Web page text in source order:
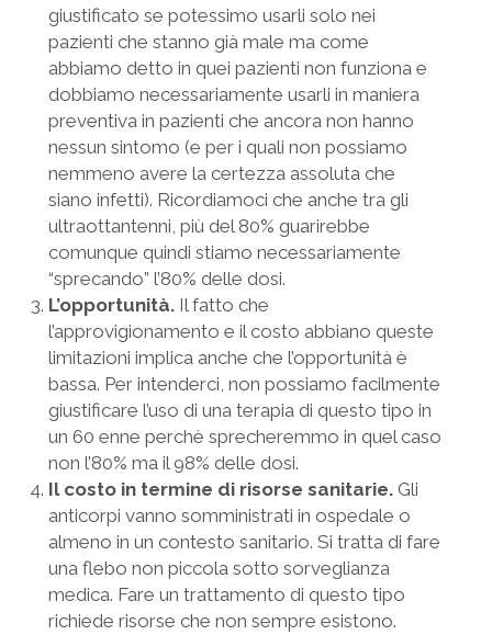
giustificato se potessimo usarli solo nei
pazienti che stanno già male ma come
abbiamo detto in quei pazienti non funziona e
dobbiamo necessariamente usarli in maniera
preventiva in pazienti che ancora non hanno
nessun sintomo (e per i quali non possiamo
nemmeno avere la certezza assoluta che
siano infetti). Ricordiamoci che anche tra gli
ultraottantenni, più del 80% guarirebbe
comunque quindi stiamo necessariamente
“sprecando” l’80% delle dosi.
L’opportunità. Il fatto che
l’approvigionamento e il costo abbiano queste
limitazioni implica anche che l’opportunità è
bassa. Per intenderci, non possiamo facilmente
giustificare l’uso di una terapia di questo tipo in
un 60 enne perchè sprecheremmo in quel caso
non l’80% ma il 98% delle dosi.
Il costo in termine di risorse sanitarie. Gli
anticorpi vanno somministrati in ospedale o
almeno in un contesto sanitario. Si tratta di fare
una flebo non piccola sotto sorveglianza
medica. Fare un trattamento di questo tipo
richiede risorse che non sempre esistono.